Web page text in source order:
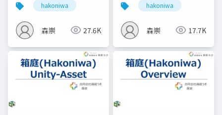
hakoniwa
森崇 27.6K
hakoniwa
森崇 17.7K